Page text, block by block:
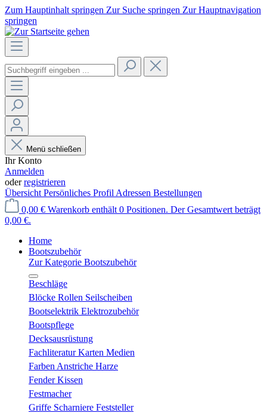
Zum Hauptinhalt springen Zur Suche springen Zur Hauptnavigation
springen
Menü schließen
Ihr Konto
Anmelden
oderregistrieren
Übersicht Persönliches Profil Adressen Bestellungen
0,00 € Warenkorb enthält 0 Positionen. Der Gesamtwert beträgt
0,00 €.
Home
Bootszubehör
Zur Kategorie Bootszubehör
Beschläge
Blöcke Rollen Seilscheiben
Bootselektrik Elektrozubehör
Bootspflege
Decksausrüstung
Fachliteratur Karten Medien
Farben Anstriche Harze
Fender Kissen
Festmacher
Griffe Scharniere Feststeller